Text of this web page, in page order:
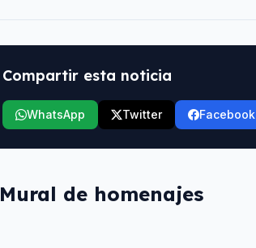
Compartir esta noticia
WhatsApp Twitter Facebook
Mural de homenajes